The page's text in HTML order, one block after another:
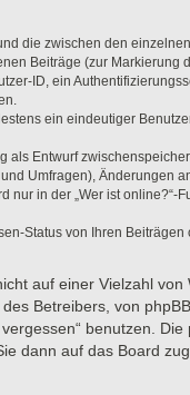
die zwischen den
Beiträge (zur Markierung
ID, ein
ein eindeutiger
Entwurf
Umfragen), Änderungen
in der „Wer ist online?“-
Status von Ihren Beiträgen
auf einer Vielzahl von
Betreibers, von
benutzen. Die
dann auf das Board